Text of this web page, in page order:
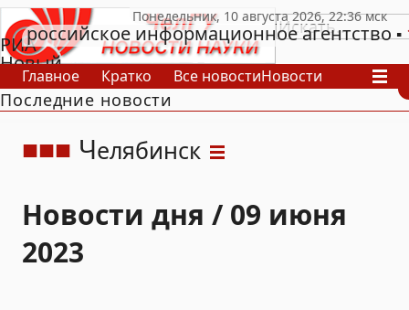
РИА
Новый
День
российское информационное агентство
Главное Кратко Все новостиНовости
В России
В мире
Последние новости
Челябинск
Новости дня / 09 июня
2023